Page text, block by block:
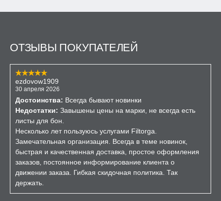
ОТЗЫВЫ ПОКУПАТЕЛЕЙ
ezdovow1909
30 апреля 2026
Достоинства: Всегда бывают новинки
Недостатки: Завышены цены на марки, не всегда есть
листы для бон.
Несколько лет пользуюсь услугами Filtorga.
Замечательная организация. Всегда в теме новинок,
быстрая и качественная доставка, простое оформления
заказов, постоянное информирование клиента о
движении заказа. Гибкая скидочная политика. Так
держать.